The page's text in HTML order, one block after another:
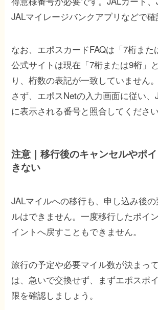
JALマイレージバンクアプリなどで確
なお、エポスカードFAQは「7桁また
公式サイトは現在「7桁または9桁」
り、桁数の表記が一致していません
さず、エポスNetの入力画面に従い
に表示される番号と照合してください
注意｜移行後のキャンセルやポ
きない
JALマイルへの移行も、申し込み後
ルはできません。一度移行したポイ
イントへ戻すこともできません。
旅行の予定や必要マイル数が決まっ
は、急いで交換せず、まずエポスポ
限を確認しましょう。